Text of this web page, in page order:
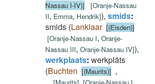
Nassau I-IV)]
[Oranje-Nassau
II, Emma, Hendrik]), smids:
smids (Lanklaar [(Eisden)]
[Oranje-Nassau I, Oranje-
Nassau III, Oranje-Nassau IV]),
werkplaats: werkplāts
(Buchten [(Maurits)] ,